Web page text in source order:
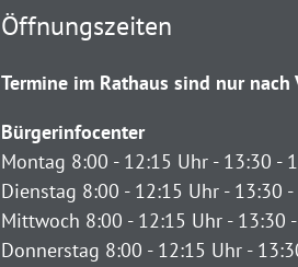
Öffnungszeiten
Termine im Rathaus sind nur
Bürgerinfocenter
Montag 8:00 - 12:15 Uhr - 13:30 -
Dienstag 8:00 - 12:15 Uhr - 13:30
Mittwoch 8:00 - 12:15 Uhr - 13:30
Donnerstag 8:00 - 12:15 Uhr -